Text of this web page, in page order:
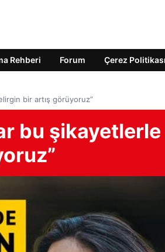
Rehberi Forum Çerez Politikası
bir artış görüyoruz”
bu şikayetlerle